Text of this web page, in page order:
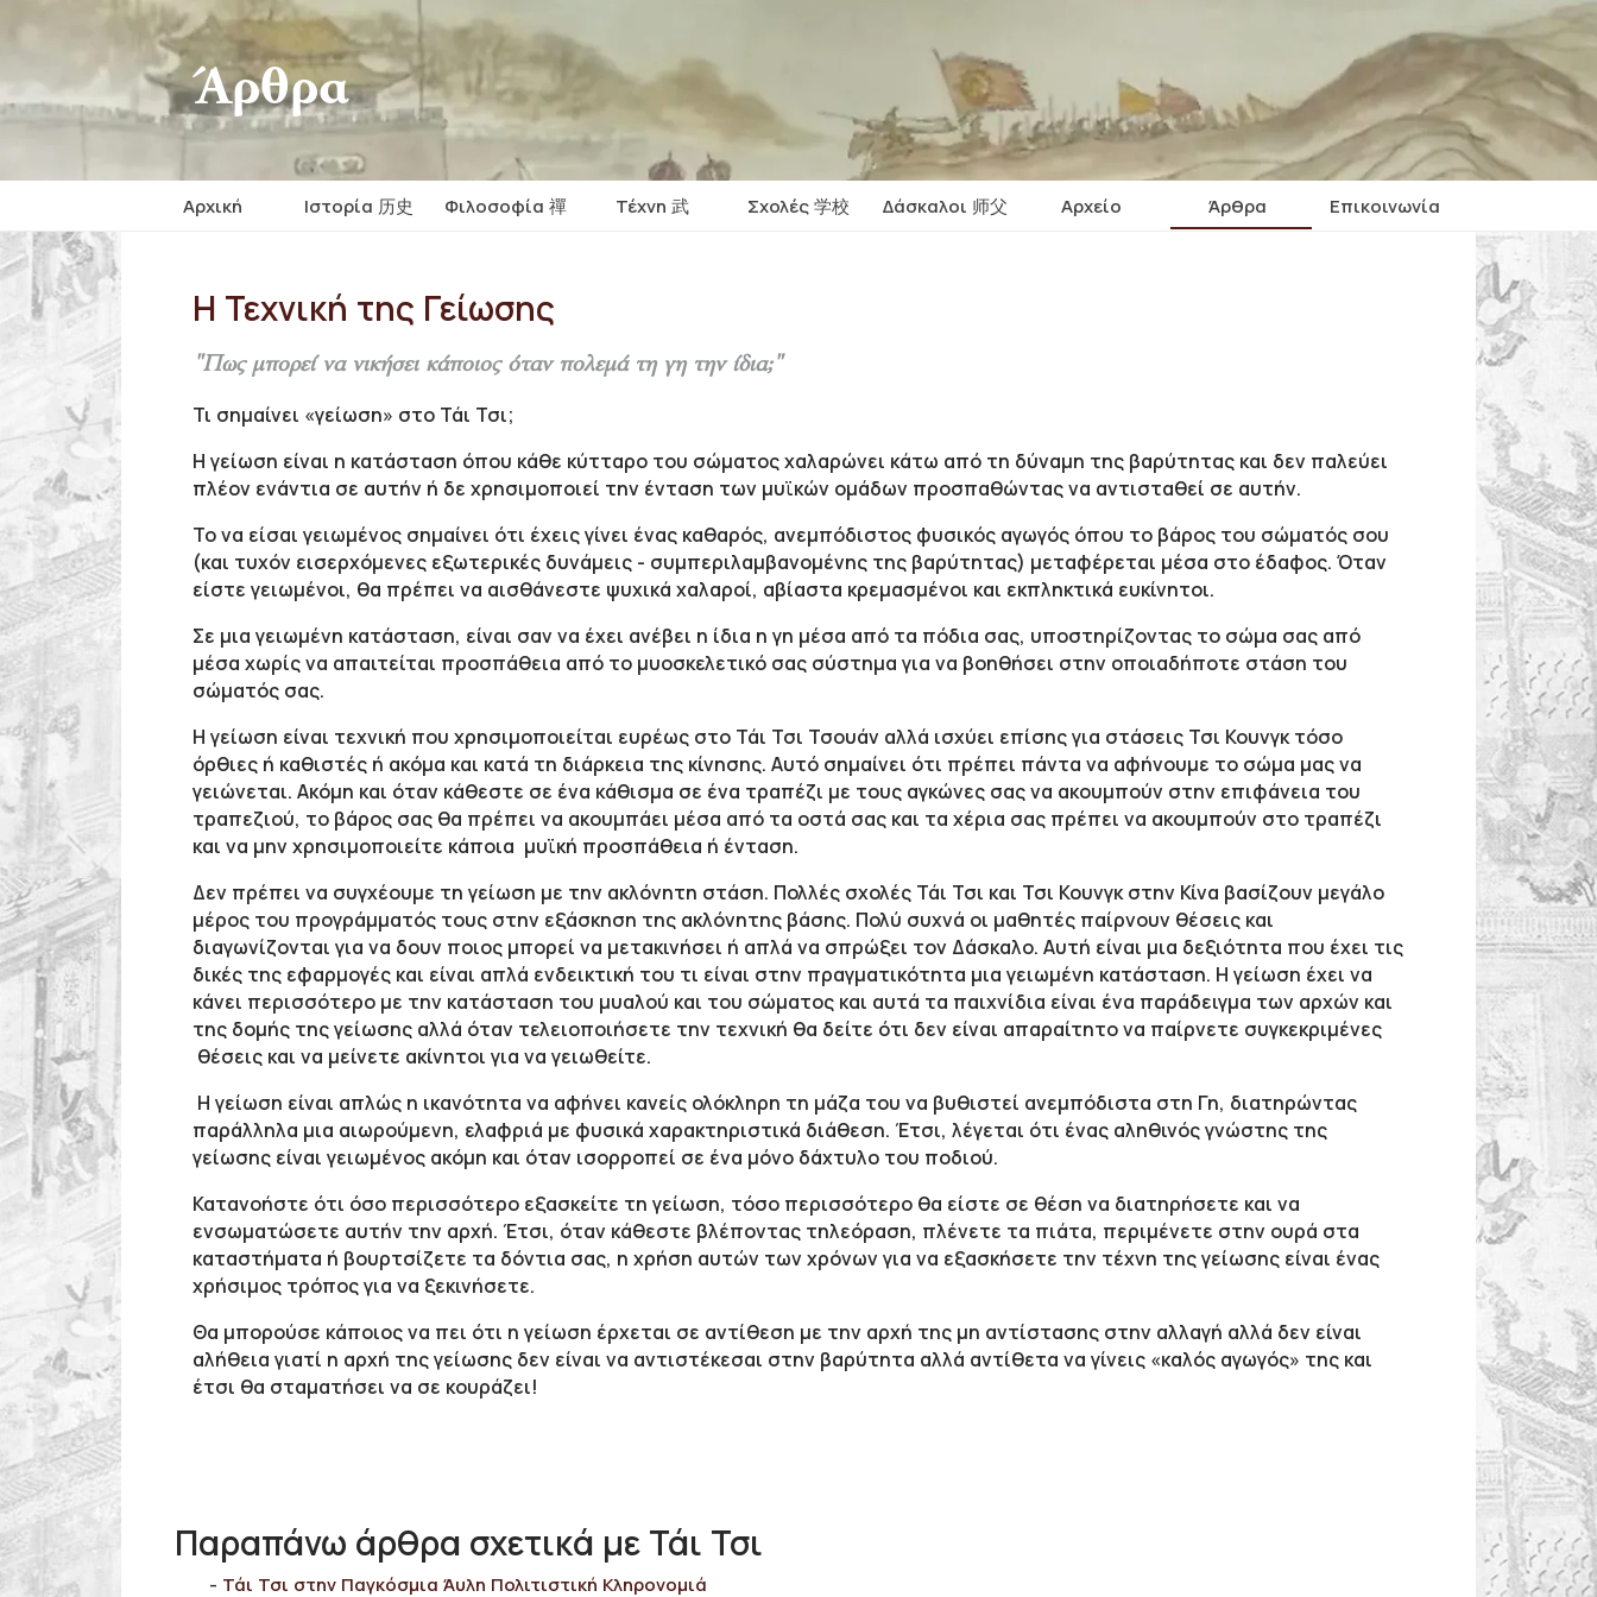
Άρθρα
Αρχική Iστορία 历史 Φιλοσοφία 禪 Τέχνη 武 Σχολές 学校 Δάσκαλοι 师父 Αρχείο Άρθρα Επικοινωνία
Η Τεχνική της Γείωσης
"Πως μπορεί να νικήσει κάποιος όταν πολεμά τη γη την ίδια;"
Τι σημαίνει «γείωση» στο Τάι Τσι;
Η γείωση είναι η κατάσταση όπου κάθε κύτταρο του σώματος χαλαρώνει κάτω από τη δύναμη της βαρύτητας και δεν παλεύει
πλέον ενάντια σε αυτήν ή δε χρησιμοποιεί την ένταση των μυϊκών ομάδων προσπαθώντας να αντισταθεί σε αυτήν.
Το να είσαι γειωμένος σημαίνει ότι έχεις γίνει ένας καθαρός, ανεμπόδιστος φυσικός αγωγός όπου το βάρος του σώματός σου
(και τυχόν εισερχόμενες εξωτερικές δυνάμεις - συμπεριλαμβανομένης της βαρύτητας) μεταφέρεται μέσα στο έδαφος. Όταν
είστε γειωμένοι, θα πρέπει να αισθάνεστε ψυχικά χαλαροί, αβίαστα κρεμασμένοι και εκπληκτικά ευκίνητοι.
Σε μια γειωμένη κατάσταση, είναι σαν να έχει ανέβει η ίδια η γη μέσα από τα πόδια σας, υποστηρίζοντας το σώμα σας από
μέσα χωρίς να απαιτείται προσπάθεια από το μυοσκελετικό σας σύστημα για να βοηθήσει στην οποιαδήποτε στάση του
σώματός σας.
Η γείωση είναι τεχνική που χρησιμοποιείται ευρέως στο Τάι Τσι Τσουάν αλλά ισχύει επίσης για στάσεις Τσι Κουνγκ τόσο
όρθιες ή καθιστές ή ακόμα και κατά τη διάρκεια της κίνησης. Αυτό σημαίνει ότι πρέπει πάντα να αφήνουμε το σώμα μας να
γειώνεται. Ακόμη και όταν κάθεστε σε ένα κάθισμα σε ένα τραπέζι με τους αγκώνες σας να ακουμπούν στην επιφάνεια του
τραπεζιού, το βάρος σας θα πρέπει να ακουμπάει μέσα από τα οστά σας και τα χέρια σας πρέπει να ακουμπούν στο τραπέζι
και να μην χρησιμοποιείτε κάποια μυϊκή προσπάθεια ή ένταση.
Δεν πρέπει να συγχέουμε τη γείωση με την ακλόνητη στάση. Πολλές σχολές Τάι Τσι και Τσι Κουνγκ στην Κίνα βασίζουν μεγάλο
μέρος του προγράμματός τους στην εξάσκηση της ακλόνητης βάσης. Πολύ συχνά οι μαθητές παίρνουν θέσεις και
διαγωνίζονται για να δουν ποιος μπορεί να μετακινήσει ή απλά να σπρώξει τον Δάσκαλο. Αυτή είναι μια δεξιότητα που έχει τις
δικές της εφαρμογές και είναι απλά ενδεικτική του τι είναι στην πραγματικότητα μια γειωμένη κατάσταση. Η γείωση έχει να
κάνει περισσότερο με την κατάσταση του μυαλού και του σώματος και αυτά τα παιχνίδια είναι ένα παράδειγμα των αρχών και
της δομής της γείωσης αλλά όταν τελειοποιήσετε την τεχνική θα δείτε ότι δεν είναι απαραίτητο να παίρνετε συγκεκριμένες
θέσεις και να μείνετε ακίνητοι για να γειωθείτε.
Η γείωση είναι απλώς η ικανότητα να αφήνει κανείς ολόκληρη τη μάζα του να βυθιστεί ανεμπόδιστα στη Γη, διατηρώντας
παράλληλα μια αιωρούμενη, ελαφριά με φυσικά χαρακτηριστικά διάθεση. Έτσι, λέγεται ότι ένας αληθινός γνώστης της
γείωσης είναι γειωμένος ακόμη και όταν ισορροπεί σε ένα μόνο δάχτυλο του ποδιού.
Κατανοήστε ότι όσο περισσότερο εξασκείτε τη γείωση, τόσο περισσότερο θα είστε σε θέση να διατηρήσετε και να
ενσωματώσετε αυτήν την αρχή. Έτσι, όταν κάθεστε βλέποντας τηλεόραση, πλένετε τα πιάτα, περιμένετε στην ουρά στα
καταστήματα ή βουρτσίζετε τα δόντια σας, η χρήση αυτών των χρόνων για να εξασκήσετε την τέχνη της γείωσης είναι ένας
χρήσιμος τρόπος για να ξεκινήσετε.
Θα μπορούσε κάποιος να πει ότι η γείωση έρχεται σε αντίθεση με την αρχή της μη αντίστασης στην αλλαγή αλλά δεν είναι
αλήθεια γιατί η αρχή της γείωσης δεν είναι να αντιστέκεσαι στην βαρύτητα αλλά αντίθετα να γίνεις «καλός αγωγός» της και
έτσι θα σταματήσει να σε κουράζει!
Παραπάνω άρθρα σχετικά με Τάι Τσι
Τάι Τσι στην Παγκόσμια Άυλη Πολιτιστική Κληρονομιά